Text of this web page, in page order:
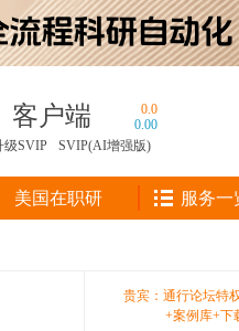
客户端
0.0
0.00
级SVIP SVIP(AI增强版)
美国在职研 服务一
贵宾：通行论坛特
+案例库+下